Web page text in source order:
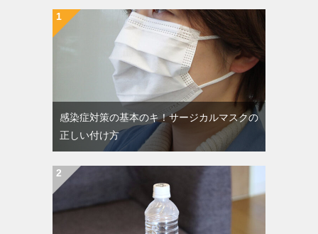
感染症対策の基本のキ！サージカルマスクの
正しい付け方